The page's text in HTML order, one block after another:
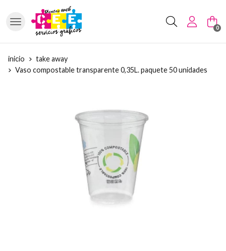
Buscar 0
inicio
take away
Vaso compostable transparente 0,35L. paquete 50 unidades